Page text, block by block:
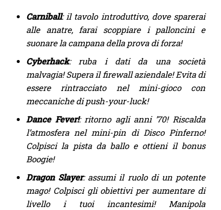
Carniball: il tavolo introduttivo, dove sparerai
alle anatre, farai scoppiare i palloncini e
suonare la campana della prova di forza!
Cyberhack: ruba i dati da una società
malvagia! Supera il firewall aziendale! Evita di
essere rintracciato nel mini-gioco con
meccaniche di push-your-luck!
Dance Fever!: ritorno agli anni ’70! Riscalda
l’atmosfera nel mini-pin di Disco Pinferno!
Colpisci la pista da ballo e ottieni il bonus
Boogie!
Dragon Slayer: assumi il ruolo di un potente
mago! Colpisci gli obiettivi per aumentare di
livello i tuoi incantesimi! Manipola